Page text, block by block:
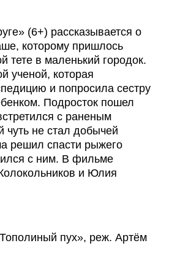
(6+) рассказывается о
которому пришлось
тете в маленький городок.
ученой, которая
и попросила сестру
Подросток пошел
с раненым
чуть не стал добычей
решил спасти рыжего
с ним. В фильме
и Юлия
пух», реж. Артём